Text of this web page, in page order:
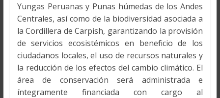
Yungas Peruanas y Punas húmedas de los Andes
Centrales, así como de la biodiversidad asociada a
la Cordillera de Carpish, garantizando la provisión
de servicios ecosistémicos en beneficio de los
ciudadanos locales, el uso de recursos naturales y
la reducción de los efectos del cambio climático. El
área de conservación será administrada e
íntegramente financiada con cargo al